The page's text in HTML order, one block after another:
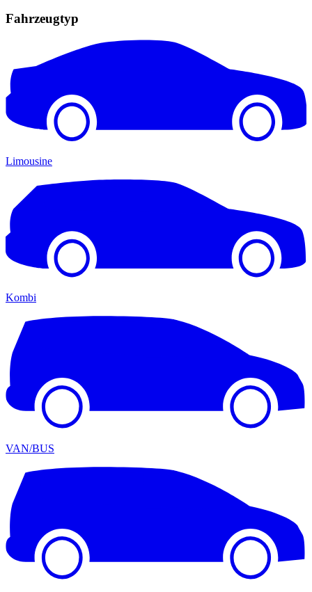
Fahrzeugtyp
Limousine
Kombi
VAN/BUS